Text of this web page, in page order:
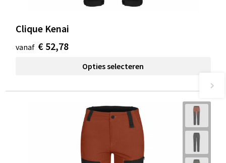
Clique Kenai
vanaf € 52,78
Opties selecteren